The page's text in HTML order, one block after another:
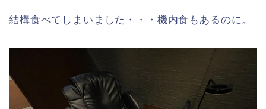
結構食べてしまいました・・・機内食もあるのに。